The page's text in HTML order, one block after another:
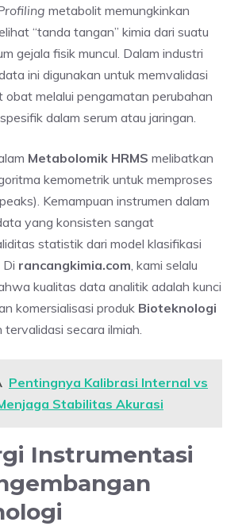
metabolit memungkinkan
“tanda tangan” kimia dari suatu
gejala fisik muncul. Dalam industri
data ini digunakan untuk memvalidasi
obat melalui pengamatan perubahan
dalam serum atau jaringan.
Metabolomik HRMS melibatkan
kemometrik untuk memproses
Kemampuan instrumen dalam
yang konsisten sangat
statistik dari model klasifikasi
rancangkimia.com , kami selalu
kualitas data analitik adalah kunci
komersialisasi produk Bioteknologi
secara ilmiah.
Pentingnya Kalibrasi Internal vs
Stabilitas Akurasi
Instrumentasi